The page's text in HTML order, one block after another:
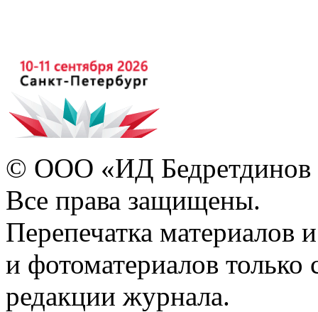
© ООО «ИД
Все права защищены.
Перепечатка материалов
и фотоматериалов
редакции журнала.